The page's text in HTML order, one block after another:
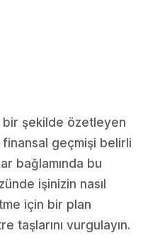
bir şekilde özetleyen
finansal geçmişi belirli
bağlamında bu
işinizin nasıl
için bir plan
taşlarını vurgulayın.